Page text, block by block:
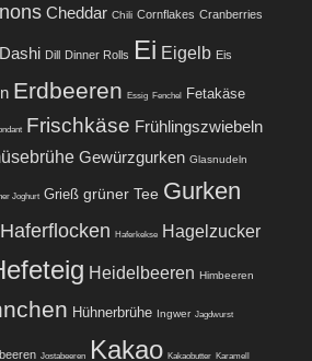
Cheddar Chili Cornflakes Cranberries
Dashi Dill Dinner Rolls Ei Eigelb Eis
Erdbeeren Essig Fenchel Fetakäse
Frischkäse Frühlingszwiebeln
Gewürzgurken Glasnudeln
Joghurt Grieß grüner Tee Gurken
Haferflocken Haferkekse Hagelzucker
Heidelbeeren Himbeeren
Hühnerbrühe Ingwer Jagdwurst
Jostabeeren Kakao Kakaobutter Karamell